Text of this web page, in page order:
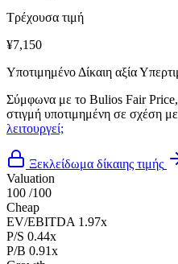
Τρέχουσα τιμή
¥7,150
Υποτιμημένο Δίκαιη αξία
Σύμφωνα με το Bulios Fair Price,
στιγμή υποτιμημένη σε σχέση με
λειτουργεί;
Ξεκλείδωμα δίκαιης τιμής
Valuation
100 /100
Cheap
EV/EBITDA 1.97x
P/S 0.44x
P/B 0.91x